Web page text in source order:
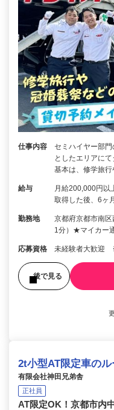
仕事内容
セミハイヤー部
としたエリアに
基本は、修学旅
給与
月給200,000円以
取得した後、6ヶ
勤務地
京都府京都市南
1分）★マイカー
応募資格 未経験者大歓迎
後で見る
2t小型AT限定車の
有限会社神田兄弟舎
正社員
AT限定OK！京都市内